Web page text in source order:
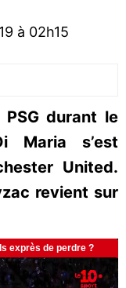
à 02h15
durant le
Maria s’est
United.
revient sur